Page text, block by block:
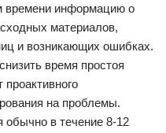
времени информацию о
материалов,
и возникающих ошибках.
время простоя
на проблемы.
обычно в течение 8-12